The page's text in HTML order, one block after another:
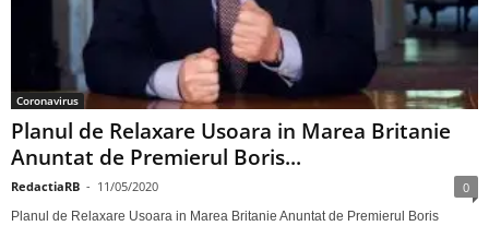
Coronavirus
Planul de Relaxare Usoara in Marea Britanie
Anuntat de Premierul Boris...
RedactiaRB - 11/05/2020 0
Planul de Relaxare Usoara in Marea Britanie Anuntat de Premierul Boris